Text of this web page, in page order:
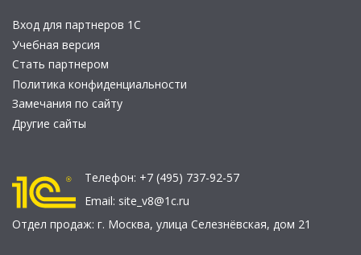
Вход для партнеров 1С
Учебная версия
Стать партнером
Политика конфиденциальности
Замечания по сайту
Другие сайты
Телефон: +7 (495) 737-92-57
Email: site_v8@1c.ru
Отдел продаж: г. Москва, улица Селезнёвская, дом 21